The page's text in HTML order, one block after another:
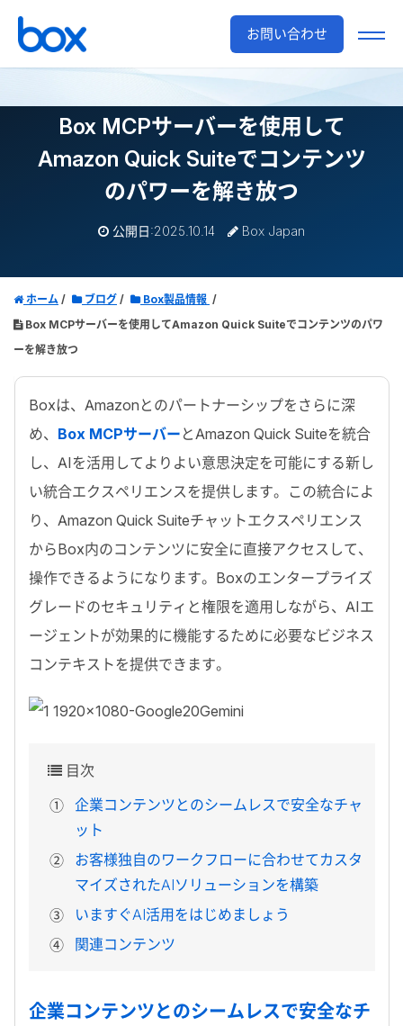
お問い合わせ
Box MCPサーバーを使用して
Amazon Quick Suiteでコンテンツ
のパワーを解き放つ
公開日:2025.10.14 Box Japan
ホーム ブログ
Box製品情報
Box MCPサーバーを使用してAmazon Quick Suiteでコンテンツのパワ
ーを解き放つ
Boxは、 Amazon とのパートナーシップをさらに深
め、 Box MCPサーバー とAmazon Quick Suiteを統合
し、 AIを活用してよりよい意思決定を可能にする新し
い統合エクスペリエンスを提供します。この統合によ
り、 Amazon Quick Suiteチャットエクスペリエンス
からBox内のコンテンツに安全に直接アクセスして、
操作できるようになります。 Boxのエンタープライズ
グレードのセキュリティと権限を適用しながら、 AIエ
ージェントが効果的に機能するために必要なビジネス
コンテキストを提供できます。
目次
企業コンテンツとのシームレスで安全なチャ
ット
お客様独自のワークフローに合わせてカスタ
マイズされたAIソリューションを構築
いますぐAI活用をはじめましょう
関連コンテンツ
企業コンテンツとのシームレスで安全なチ